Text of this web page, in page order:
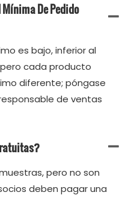
De Pedido
es bajo, inferior al
cada producto
diferente; póngase
de ventas
pero no son
deben pagar una